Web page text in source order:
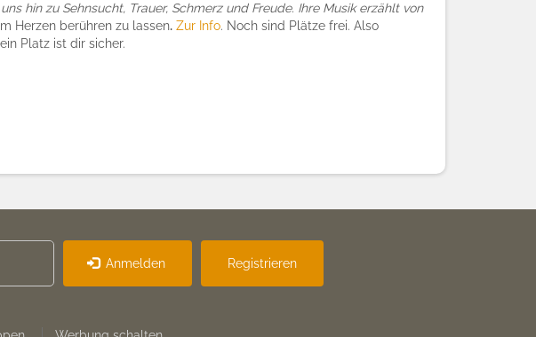
hin zu Sehnsucht, Trauer, Schmerz und Freude. Ihre Musik erzählt von
Herzen berühren zu lassen. Zur Info. Noch sind Plätze frei. Also
Platz ist dir sicher.
Anmelden Registrieren